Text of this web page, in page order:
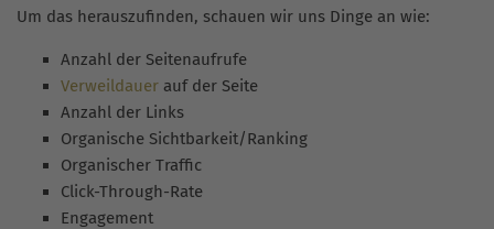
Um das herauszufinden, schauen wir uns Dinge an wie:
Anzahl der Seitenaufrufe
Verweildauer auf der Seite
Anzahl der Links
Organische Sichtbarkeit/Ranking
Organischer Traffic
Click-Through-Rate
Engagement